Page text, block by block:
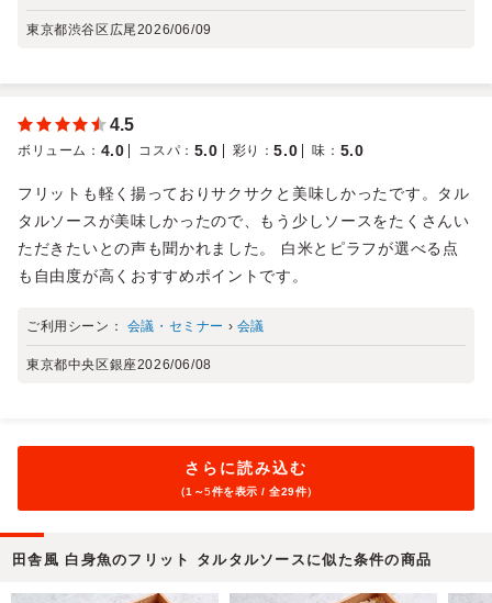
東京都渋谷区広尾2026/06/09
4.5
ボリューム ： 4.0 コスパ ： 5.0 彩り ：5.0 味 ： 5.0
フリットも軽く揚っておりサクサクと美味しかったです。タル
タルソースが美味しかったので、もう少しソースをたくさんい
ただきたいとの声も聞かれました。 白米とピラフが選べる点
も自由度が高くおすすめポイントです。
ご利用シーン： 会議・セミナー › 会議
東京都中央区銀座2026/06/08
さらに読み込む
（1～5件を表示 / 全29件）
田舎風 白身魚のフリット タルタルソースに似た条件の商品